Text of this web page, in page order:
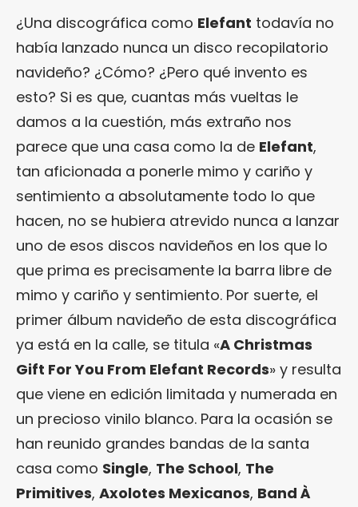
¿Una discográfica como Elefant todavía no
había lanzado nunca un disco recopilatorio
navideño? ¿Cómo? ¿Pero qué invento es
esto? Si es que, cuantas más vueltas le
damos a la cuestión, más extraño nos
parece que una casa como la de Elefant,
tan aficionada a ponerle mimo y cariño y
sentimiento a absolutamente todo lo que
hacen, no se hubiera atrevido nunca a lanzar
uno de esos discos navideños en los que lo
que prima es precisamente la barra libre de
mimo y cariño y sentimiento. Por suerte, el
primer álbum navideño de esta discográfica
ya está en la calle, se titula «A Christmas
Gift For You From Elefant Records» y resulta
que viene en edición limitada y numerada en
un precioso vinilo blanco. Para la ocasión se
han reunido grandes bandas de la santa
casa como Single, The School, The
Primitives, Axolotes Mexicanos, Band À